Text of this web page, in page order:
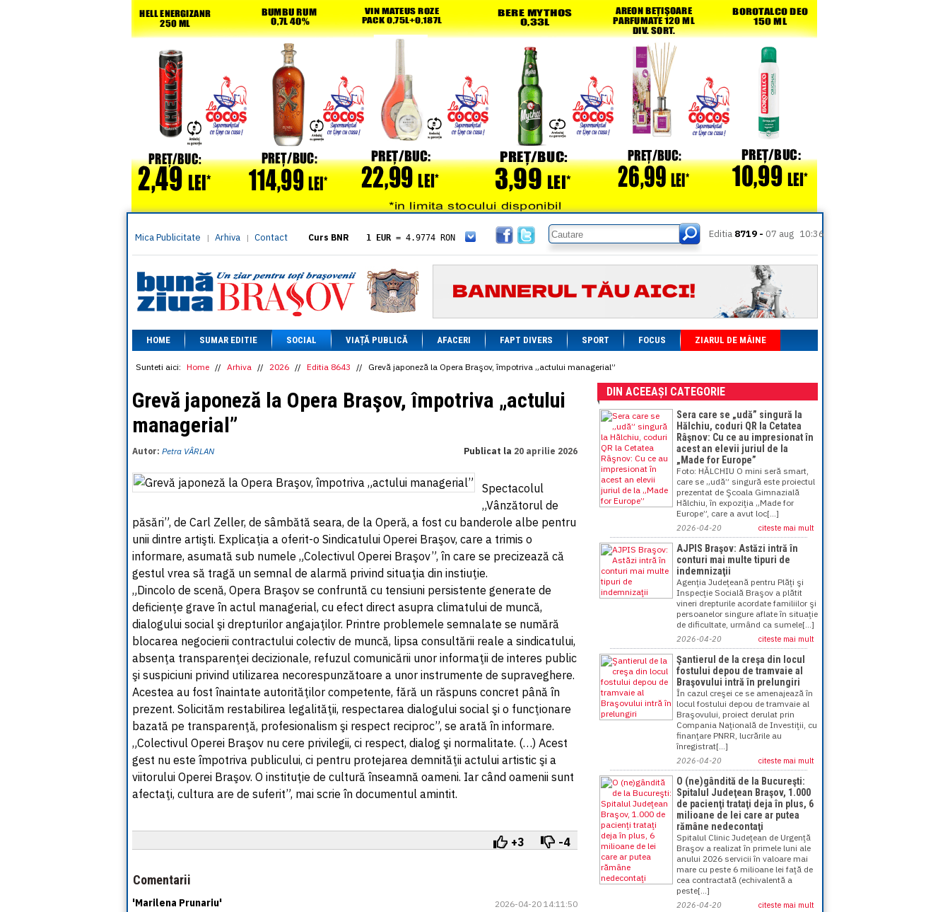
Mica Publicitate | Arhiva | Contact Curs BNR 1 EUR = 4.9774 RON
= 5.8304 RON
1 XAU= 464.4611 RON
1 AED= 1.1933 RON
1 AUD= 2.7957 RON
1 BGN= 2.5449 RON
1 CAD= 3.1559 RON
1 CHF= 5.2813 RON
1 CNY = 0.6015 RON
= 0.6668 RON
1 EGP= 0.0860 RON
1 MXN= 0.2227 RON
1 NOK= 0.4191 RON
1 PLN = 1.1646 RON
1 RSD
= 0.0425 RON
1 RUB= 0.0530 RON
1 SEK= 0.4526 RON
1 TRY= 0.1141 RON
= 0.1048 RON
1 XDR= 5.9383 RON
1 ZAR= 0.2318 RON
Editia 8719 - 07 aug 10:36
HOME SUMAR EDITIE SOCIAL VIAȚĂ PUBLICĂ AFACERI FAPT DIVERS SPORT FOCUS ZIARUL DE MÂINE
Sunteti aici: Home // Arhiva // 2026 // Editia 8643 // Grevă japoneză la Opera Braşov, împotriva „actului managerial”
Grevă japoneză la Opera Braşov, împotriva „actului
managerial”
Autor: Petra VÂRLAN Publicat la 20 aprilie 2026
Spectacolul
„Vânzătorul de
păsări”, de Carl Zeller, de sâmbătă seara, de la Operă, a fost cu banderole albe pentru
unii dintre artişti. Explicaţia a oferit-o Sindicatului Operei Braşov, care a trimis o
informare, asumată sub numele „Colectivul Operei Braşov”, în care se precizează că
gestul vrea să tragă un semnal de alarmă privind situaţia din instiuţie.
„Dincolo de scenă, Opera Braşov se confruntă cu tensiuni persistente generate de
deficienţe grave în actul managerial, cu efect direct asupra climatului de muncă,
dialogului social şi drepturilor angajaţilor. Printre problemele semnalate se numără
blocarea negocierii contractului colectiv de muncă, lipsa consultării reale a sindicatului,
absenţa transparenţei decizionale, refuzul comunicării unor informaţii de interes public
şi suspiciuni privind utilizarea necorespunzătoare a unor instrumente de supraveghere.
Acestea au fost înaintate autorităţilor competente, fără un răspuns concret până în
prezent. Solicităm restabilirea legalităţii, respectarea dialogului social şi o funcţionare
bazată pe transparenţă, profesionalism şi respect reciproc”, se arată în informare.
„Colectivul Operei Braşov nu cere privilegii, ci respect, dialog şi normalitate. (…) Acest
gest nu este împotriva publicului, ci pentru protejarea demnităţii actului artistic şi a
viitorului Operei Braşov. O instituţie de cultură înseamnă oameni. Iar când oamenii sunt
afectaţi, cultura are de suferit”, mai scrie în documentul amintit.
+3 -4
Comentarii
'Marilena Prunariu'
2026-04-20 14:11:50
DIN ACEEAȘI CATEGORIE
Sera care se „udă” singură la
Hălchiu, coduri QR la Cetatea
Râşnov: Cu ce au impresionat în
acest an elevii juriul de la
„Made for Europe”
Foto: HĂLCHIU O mini seră smart,
care se „udă” singură este proiectul
prezentat de Şcoala Gimnazială
Hălchiu, în expoziţia „Made for
Europe”, care a avut loc[...]
2026-04-20 citeste mai mult
AJPIS Braşov: Astăzi intră în
conturi mai multe tipuri de
indemnizaţii
Agenţia Judeţeană pentru Plăţi şi
Inspecţie Socială Braşov a plătit
vineri drepturile acordate familiilor şi
persoanelor singure aflate în situaţie
de dificultate, urmând ca sumele[...]
2026-04-20 citeste mai mult
Şantierul de la creşa din locul
fostului depou de tramvaie al
Braşovului intră în prelungiri
În cazul creşei ce se amenajează în
locul fostului depou de tramvaie al
Braşovului, proiect derulat prin
Compania Naţională de Investiţii, cu
finanţare PNRR, lucrările au
înregistrat[...]
2026-04-20 citeste mai mult
O (ne)gândită de la Bucureşti:
Spitalul Judeţean Braşov, 1.000
de pacienţi trataţi deja în plus, 6
milioane de lei care ar putea
rămâne nedecontaţi
Spitalul Clinic Judeţean de Urgenţă
Braşov a realizat în primele luni ale
anului 2026 servicii în valoare mai
mare cu peste 6 milioane lei faţă de
cea contractată (echivalentă a
peste[...]
2026-04-20 citeste mai mult